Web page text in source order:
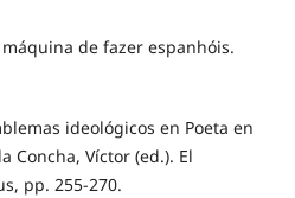
de fazer espanhóis.
ideológicos en Poeta en
Concha, Víctor (ed.). El
pp. 255-270.